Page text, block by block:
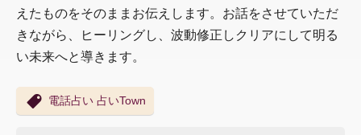
えたものをそのままお伝えします。お話をさせていただ
きながら、ヒーリングし、波動修正しクリアにして明る
い未来へと導きます。
電話占い 占いTown